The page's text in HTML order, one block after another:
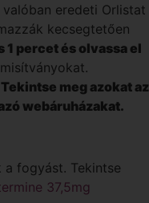
valóban eredeti Orlistat
kecsegtetően
1 percet és olvassa el
Tekintse meg azokat az
webáruházakat.
fogyást. Tekintse
37,5mg